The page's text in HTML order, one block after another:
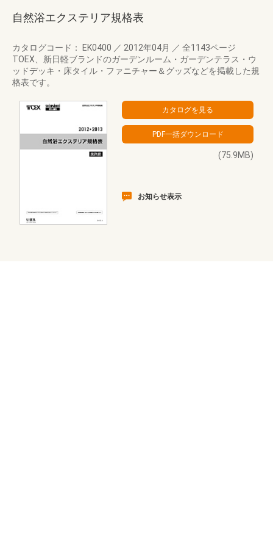
自然浴エクステリア規格表
カタログコード： EK0400 ／ 2012年04月 ／ 全1143ページ
TOEX、新日軽ブランドのガーデンルーム・ガーデンテラス・ウ
ッドデッキ・床タイル・ファニチャー＆グッズなどを掲載した規
格表です。
(75.9MB)
お知らせ表示